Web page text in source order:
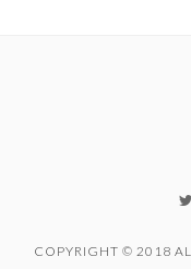
COPYRIGHT © 2018